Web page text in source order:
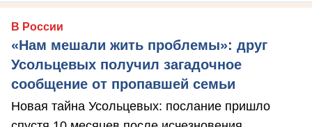
В России
«Нам мешали жить проблемы»: друг
Усольцевых получил загадочное
сообщение от пропавшей семьи
Новая тайна Усольцевых: послание пришло